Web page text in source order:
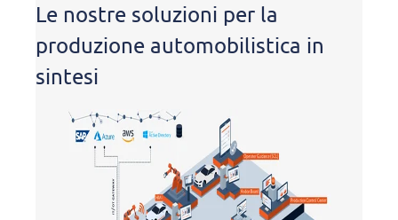
Le nostre soluzioni per la
produzione automobilistica in
sintesi